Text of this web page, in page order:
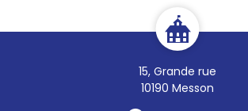
15, Grande rue
10190 Messon